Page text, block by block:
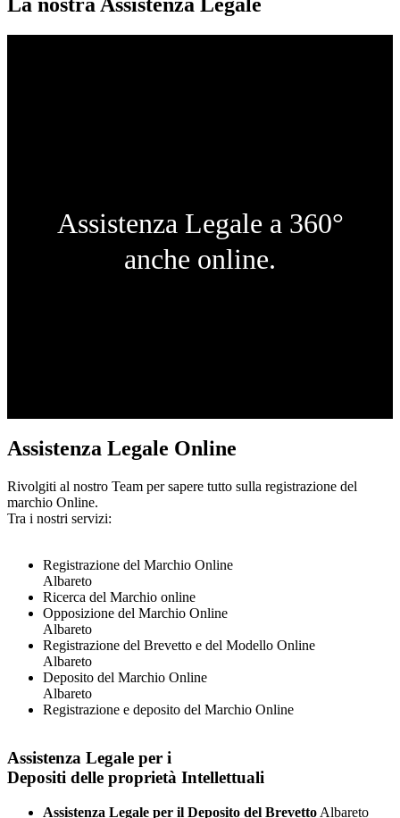
Assistenza Legale a 360°
anche online.
Assistenza Legale Online
Rivolgiti al nostro Team per sapere tutto sulla registrazione del
marchio Online.
Tra i nostri servizi:
Registrazione del Marchio Online
Albareto
Ricerca del Marchio online
Opposizione del Marchio Online
Albareto
Registrazione del Brevetto e del Modello Online
Albareto
Deposito del Marchio Online
Albareto
Registrazione e deposito del Marchio Online
Assistenza Legale per i
Depositi delle proprietà Intellettuali
Assistenza Legale per il Deposito del Brevetto Albareto